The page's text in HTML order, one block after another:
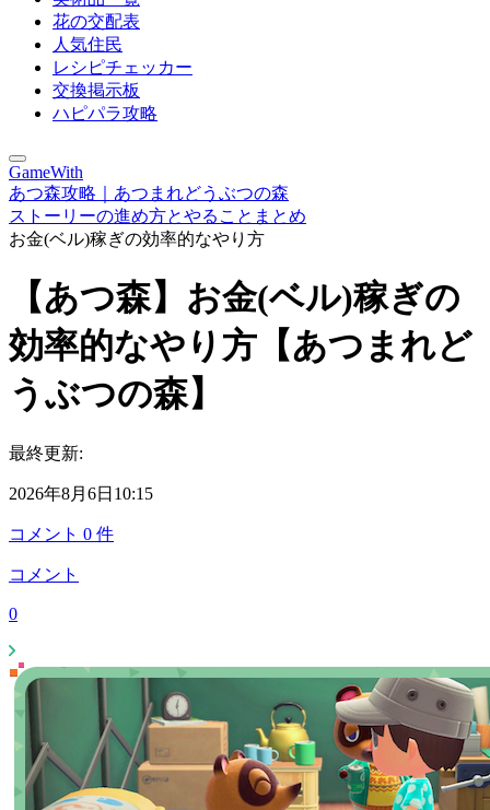
花の交配表
人気住民
レシピチェッカー
交換掲示板
ハピパラ攻略
GameWith
あつ森攻略｜あつまれどうぶつの森
ストーリーの進め方とやることまとめ
お金(ベル)稼ぎの効率的なやり方
【あつ森】お金(ベル)稼ぎの
効率的なやり方【あつまれど
うぶつの森】
最終更新:
2026年8月6日10:15
コメント 0 件
コメント
0